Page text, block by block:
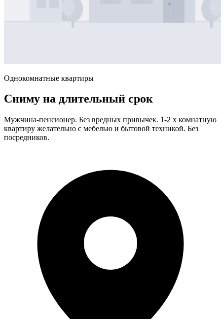
Однокомнатные квартиры
Сниму на длительный срок
Мужчина-пенсионер. Без вредных привычек. 1-2 х комнатную
квартиру желательно с мебелью и бытовой техникой. Без
посредников.